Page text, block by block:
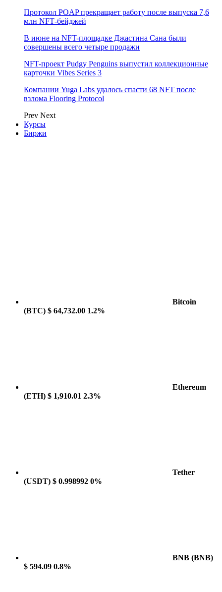
Протокол POAP прекращает работу после выпуска 7,6
млн NFT‑бейджей
В июне на NFT-площадке Джастина Сана были
совершены всего четыре продажи
NFT-проект Pudgy Penguins выпустил коллекционные
карточки Vibes Series 3
Компании Yuga Labs удалось спасти 68 NFT после
взлома Flooring Protocol
Prev Next
Курсы
Биржи
Bitcoin
(BTC) $ 64,732.00 1.2%
Ethereum
(ETH) $ 1,910.01 2.3%
Tether
(USDT) $ 0.998992 0%
BNB (BNB)
$ 594.09 0.8%